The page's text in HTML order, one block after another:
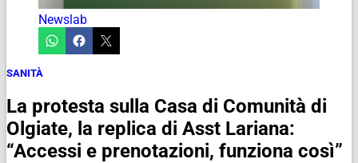
Newslab
SANITÀ
La protesta sulla Casa di Comunità di
Olgiate, la replica di Asst Lariana:
“Accessi e prenotazioni, funziona così”